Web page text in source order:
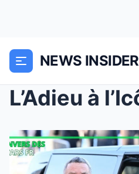
NEWS INSIDER